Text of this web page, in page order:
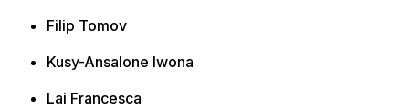
Filip Tomov
Kusy-Ansalone Iwona
Lai Francesca